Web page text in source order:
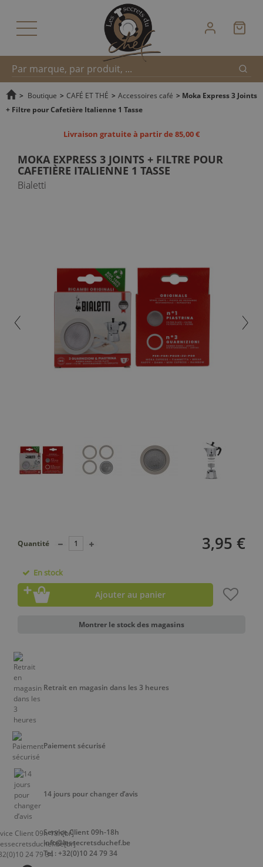
Recherche
> Boutique > CAFÉ ET THÉ > Accessoires café > Moka Express 3 Joints
+ Filtre pour Cafetière Italienne 1 Tasse
Livraison gratuite à partir de 85,00 €
MOKA EXPRESS 3 JOINTS + FILTRE POUR
CAFETIÈRE ITALIENNE 1 TASSE
Bialetti
3,95 €
Quantité
En stock
Ajouter au panier
Montrer le stock des magasins
Retrait en magasin dans les 3 heures
Paiement sécurisé
14 jours pour changer d’avis
Service Client 09h-18h
info@lessecretsduchef.be
Tel : +32(0)10 24 79 34